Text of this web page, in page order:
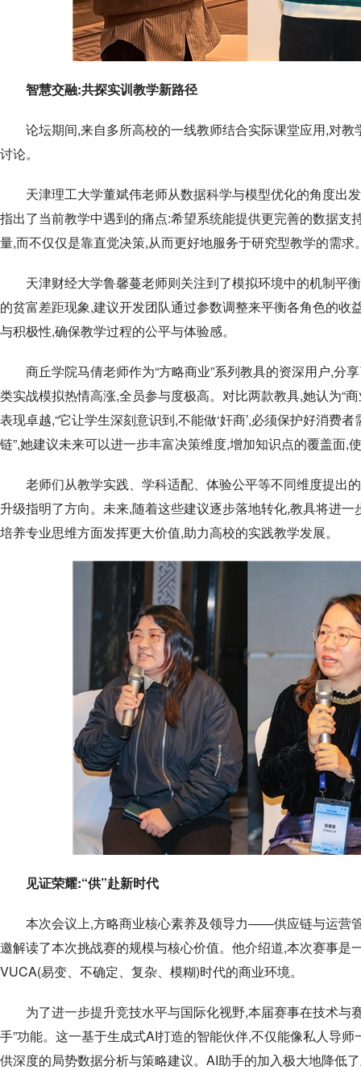
智慧交融:共探实训教学新路径
论坛期间,来自多所高校的一线教师结合实际课堂应用,对
讨论。
天津理工大学董斌伟老师从数据科学与模型优化的角度出
指出了当前教学中遇到的痛点:希望系统能提供更完善的数据
量,而不仅仅是靠直觉决策,从而更好地服务于研究型教学的需求
天津财经大学鲁馨蔓老师则关注到了模拟环境中的机制平
的贫富差距现象,建议开发团队通过参数调整来平衡各角色的
与积极性,确保教学过程的公平与体验感。
商丘学院马倩老师作为“方略商业”系列教具的资深用户,分
类实战模拟热情高涨,全员参与度极高。对比两款教具,她认为“
表现卓越,“它让学生深刻意识到,不能做‘奸商’,必须保护好消费
链”,她建议未来可以进一步丰富决策维度,增加知识点的覆盖面,
老师们从教学实践、学科适配、体验公平等不同维度提出
升级指明了方向。未来,随着这些建议逐步落地转化,教具将进
培养专业思维方面发挥更大价值,助力高校的实践教学发展。
见证荣耀:“供”赴新时代
本次会议上,方略商业核心素养及领导力——供应链与运营
邀解读了本次挑战赛的规模与核心价值。他介绍道,本次赛事
VUCA(易变、不确定、复杂、模糊)时代的商业环境。
为了进一步提升竞技水平与国际化视野,本届赛事在技术与
手”功能。这一基于生成式AI打造的智能伙伴,不仅能像私人导
供深度的局势数据分析与策略建议。AI助手的加入极大地降低